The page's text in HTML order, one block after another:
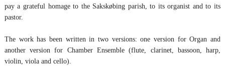
pay a grateful homage to the Sakskøbing parish, to its organist and to its
pastor.
The work has been written in two versions: one version for Organ and
another version for Chamber Ensemble (flute, clarinet, bassoon, harp,
violin, viola and cello).